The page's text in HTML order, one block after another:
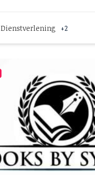
Dienstverlening +2